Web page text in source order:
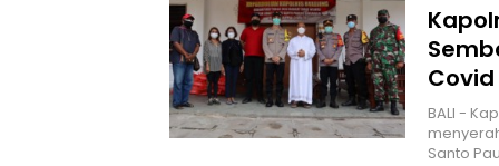
Covid
BALI -
Santo